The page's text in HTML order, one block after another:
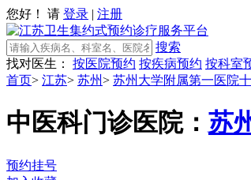
您好！ 请 登录 | 注册
搜索
找对医生：
按医院预约 按疾病预约 按科室
首页> 江苏> 苏州> 苏州大学附属第一医院
中医科门诊医院： 苏
预约挂号